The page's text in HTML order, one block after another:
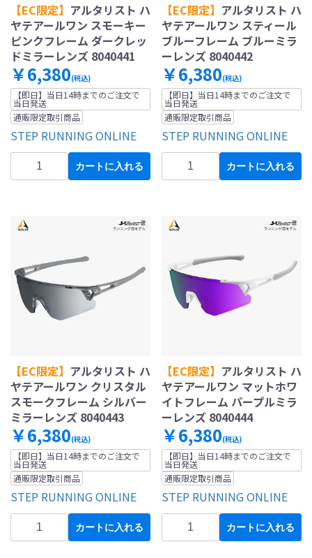
【EC限定】 アルタリスト ハ
ヤテアールワン スモーキー
ピンクフレーム ダークレッ
ドミラーレンズ 8040441
￥6,380(税込)
【即日】当日14時までのご注文で
当日発送
通販限定取引商品
STEP RUNNING ONLINE
カートに入れる
【EC限定】 アルタリスト ハ
ヤテアールワン スティール
ブルーフレーム ブルーミラ
ーレンズ 8040442
￥6,380(税込)
【即日】当日14時までのご注文で
当日発送
通販限定取引商品
STEP RUNNING ONLINE
カートに入れる
【EC限定】 アルタリスト ハ
ヤテアールワン クリスタル
スモークフレーム シルバー
ミラーレンズ 8040443
￥6,380(税込)
【即日】当日14時までのご注文で
当日発送
通販限定取引商品
STEP RUNNING ONLINE
カートに入れる
【EC限定】 アルタリスト ハ
ヤテアールワン マットホワ
イトフレーム パープルミラ
ーレンズ 8040444
￥6,380(税込)
【即日】当日14時までのご注文で
当日発送
通販限定取引商品
STEP RUNNING ONLINE
カートに入れる